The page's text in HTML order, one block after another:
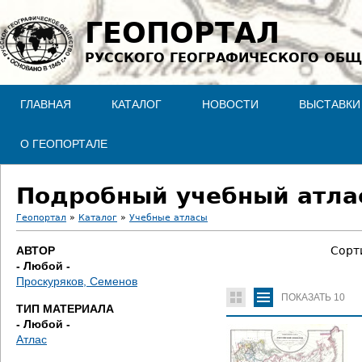
Jump to navigation
ГЕОПОРТАЛ
РУССКОГО ГЕОГРАФИЧЕСКОГО
ГЛАВНАЯ КАТАЛОГ НОВОСТИ ВЫСТАВКИ
О ГЕОПОРТАЛЕ
Подробный учебный
В
ы
з
д
Геопортал » Каталог » Учебные атласы
АВТОР
- Любой -
Проскуряков, Семенов
ТИП МАТЕРИАЛА
- Любой -
Атлас
ПОКАЗАТЬ 10